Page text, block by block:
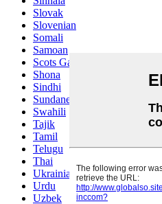
Slovak
Slovenian
Somali
Samoan
Scots Gaelic
Shona
Sindhi
Sundanese
Swahili
Tajik
Tamil
Telugu
Thai
Ukrainian
Urdu
Uzbek